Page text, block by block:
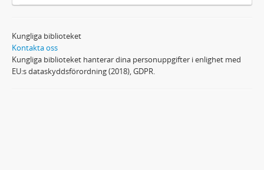
Kungliga biblioteket
Kontakta oss
Kungliga biblioteket hanterar dina personuppgifter i enlighet med
EU:s dataskyddsförordning (2018), GDPR.